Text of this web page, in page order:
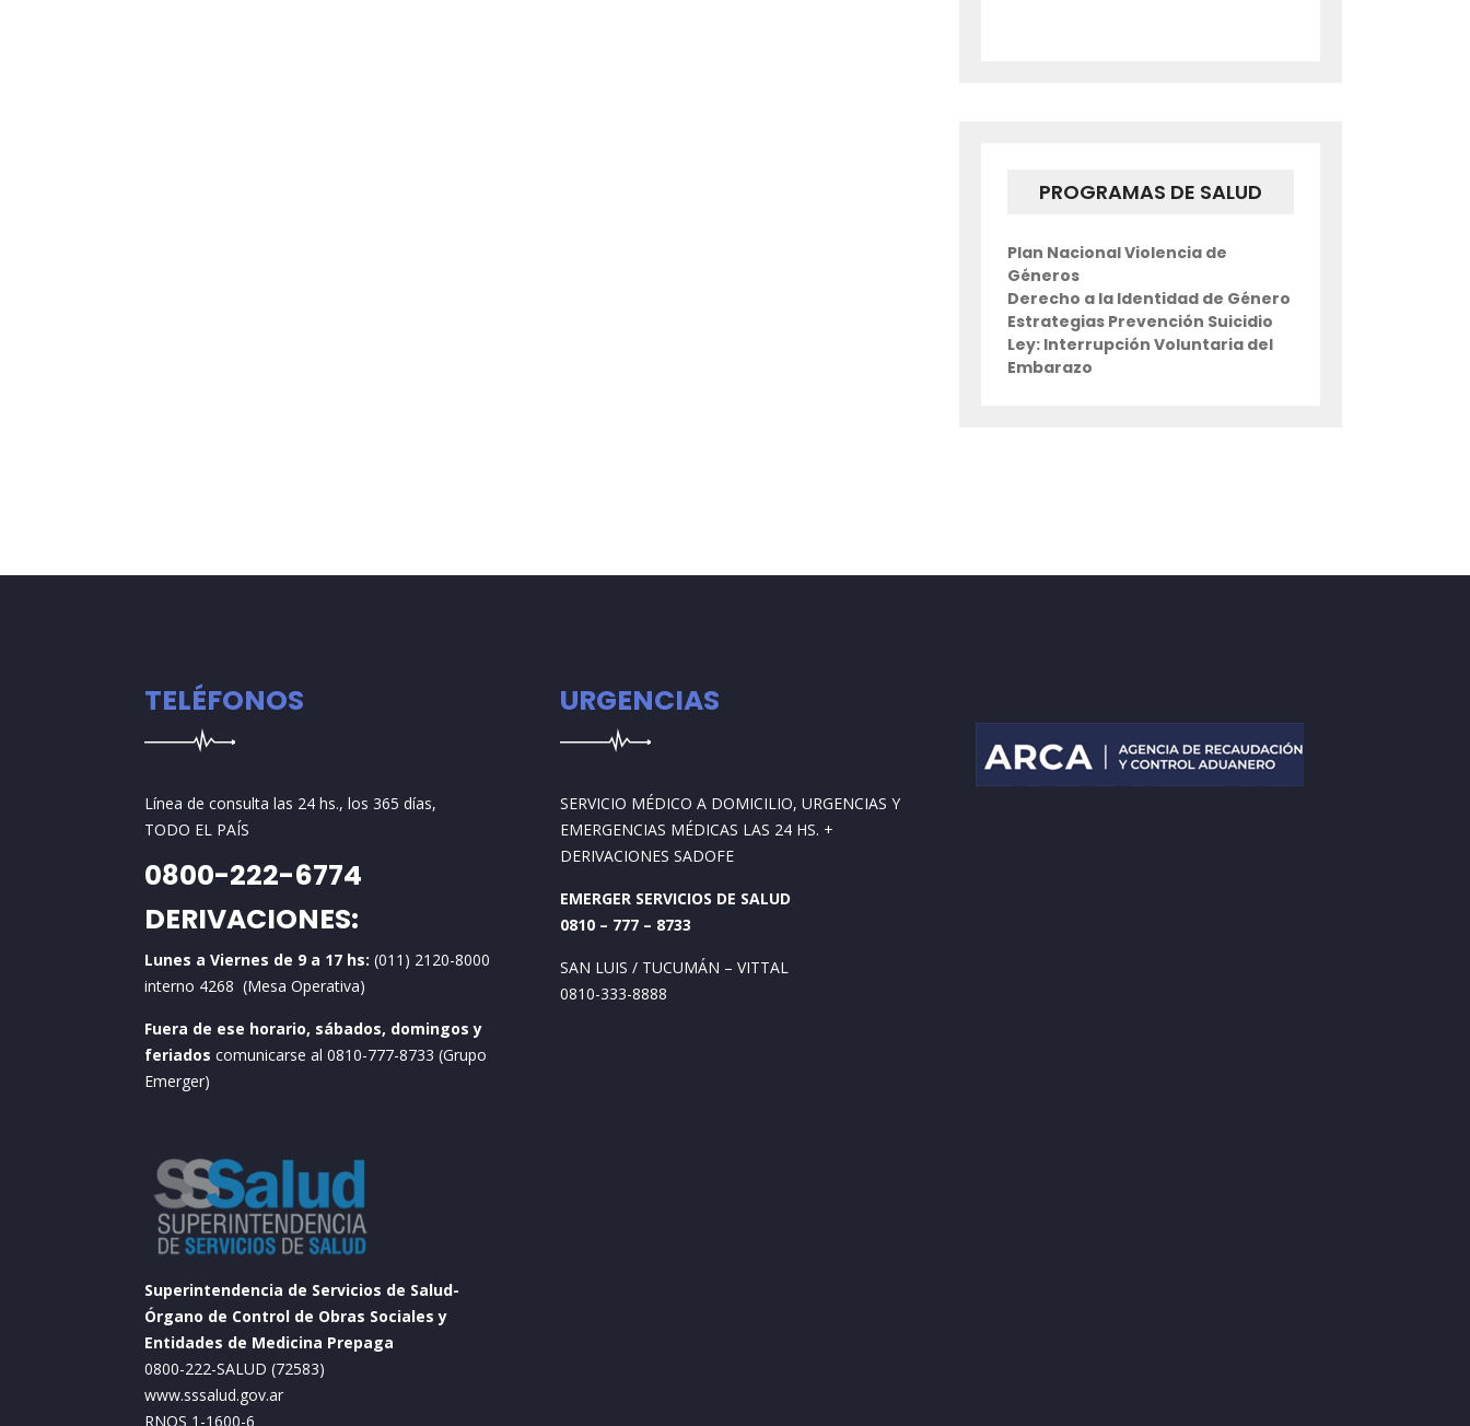
PROGRAMAS DE SALUD
Plan Nacional Violencia de
Géneros
Derecho a la Identidad de Género
Estrategias Prevención Suicidio
Ley: Interrupción Voluntaria del
Embarazo
TELÉFONOS
Línea de consulta las 24 hs., los 365 días,
TODO EL PAÍS
0800-222-6774
DERIVACIONES:
Lunes a Viernes de 9 a 17 hs: (011) 2120-8000
interno 4268 (Mesa Operativa)
Fuera de ese horario, sábados, domingos y
feriados comunicarse al 0810-777-8733 (Grupo
Emerger)
Superintendencia de Servicios de Salud-
Órgano de Control de Obras Sociales y
Entidades de Medicina Prepaga
0800-222-SALUD (72583)
www.sssalud.gov.ar
RNOS 1-1600-6
URGENCIAS
SERVICIO MÉDICO A DOMICILIO, URGENCIAS Y
EMERGENCIAS MÉDICAS LAS 24 HS. +
DERIVACIONES SADOFE
EMERGER SERVICIOS DE SALUD
0810 – 777 – 8733
SAN LUIS / TUCUMÁN – VITTAL
0810-333-8888